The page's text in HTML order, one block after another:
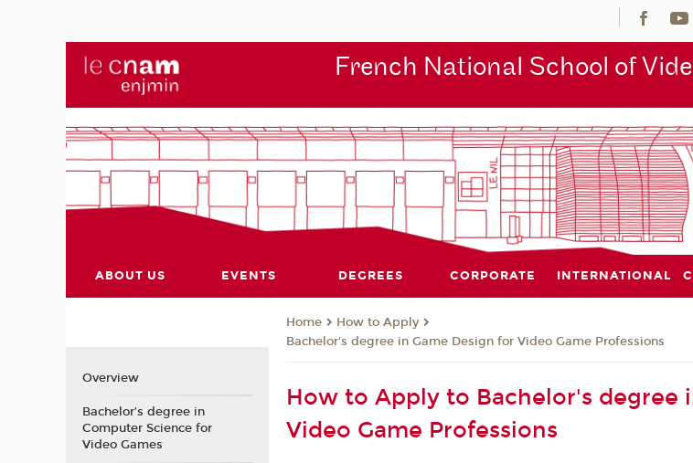
French National School of
ABOUT US EVENTS DEGREES CORPORATE INTERNATIONAL
Home
How to Apply
Bachelor's degree in Game Design for Video Game Professions
How to Apply to Bachelor's degree
Video Game Professions
Overview
Bachelor’s degree in
Computer Science for
Video Games